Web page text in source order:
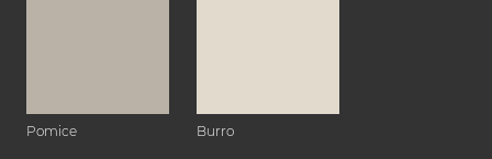
Pomice Burro